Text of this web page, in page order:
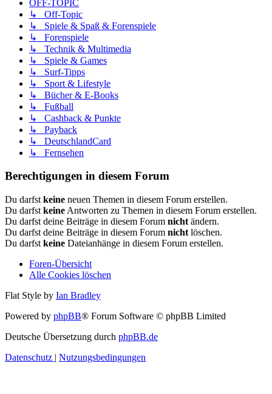
OFF-TOPIC
↳ Off-Topic
↳ Spiele & Spaß & Forenspiele
↳ Forenspiele
↳ Technik & Multimedia
↳ Spiele & Games
↳ Surf-Tipps
↳ Sport & Lifestyle
↳ Bücher & E-Books
↳ Fußball
↳ Cashback & Punkte
↳ Payback
↳ DeutschlandCard
↳ Fernsehen
Berechtigungen in diesem Forum
Du darfst keine neuen Themen in diesem Forum erstellen.
Du darfst keine Antworten zu Themen in diesem Forum erstellen.
Du darfst deine Beiträge in diesem Forum nicht ändern.
Du darfst deine Beiträge in diesem Forum nicht löschen.
Du darfst keine Dateianhänge in diesem Forum erstellen.
Foren-Übersicht
Alle Cookies löschen
Flat Style by Ian Bradley
Powered by phpBB® Forum Software © phpBB Limited
Deutsche Übersetzung durch phpBB.de
Datenschutz | Nutzungsbedingungen